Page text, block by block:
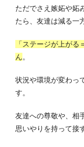
ただでさえ嫉妬や妬
たら、友達は減る一
「ステージが上が
ん。
状況や環境が変わっ
す。
友達への尊敬や、相
思いやりを持って接